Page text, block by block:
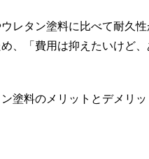
レタン塗料に比べて耐久
、「費用は抑えたいけど
塗料のメリットとデメリッ